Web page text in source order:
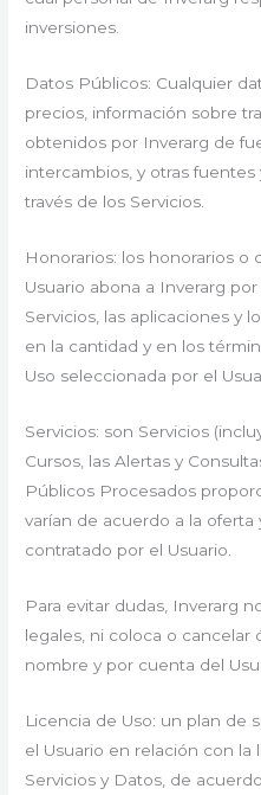
inversiones.
Datos Públicos: Cualquier
precios, información sobre
obtenidos por Inverarg de
intercambios, y otras
través de los Servicios.
Honorarios: los honorarios o
Usuario abona a Inverarg
Servicios, las aplicaciones y
en la cantidad y en los
Uso seleccionada por el
Servicios: son Servicios
Cursos, las Alertas y
Públicos Procesados
varían de acuerdo a la oferta
contratado por el Usuario.
Para evitar dudas, Inverarg
legales, ni coloca o cancelar
nombre y por cuenta del
Licencia de Uso: un plan de
el Usuario en relación con la
Servicios y Datos, de